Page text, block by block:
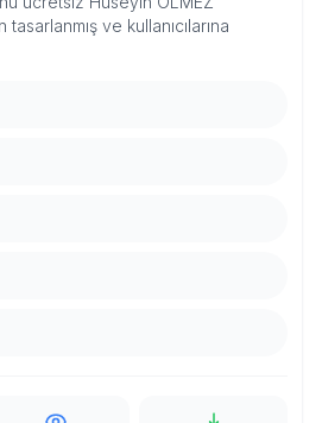
ve kullanıcılarına